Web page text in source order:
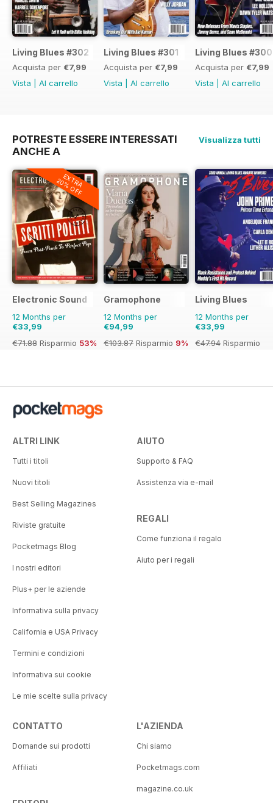
Living Blues #302
Acquista per €7,99
Vista
Al carrello
Living Blues #301
Acquista per €7,99
Vista
Al carrello
Living Blues #300
Acquista per €7,99
Vista
Al carrello
POTRESTE ESSERE INTERESSATI
ANCHE A
Visualizza tutti
EXTRA
20% OFF
Electronic Sound
12 Months per
€33,99
€71.88 Risparmio 53%
Gramophone
12 Months per
€94,99
€103.87 Risparmio 9%
Living Blues
12 Months per
€33,99
€47.94 Risparmio
ALTRI LINK
Tutti i titoli
Nuovi titoli
Best Selling Magazines
Riviste gratuite
Pocketmags Blog
I nostri editori
Plus+ per le aziende
Informativa sulla privacy
California e USA Privacy
Termini e condizioni
Informativa sui cookie
Le mie scelte sulla privacy
AIUTO
Supporto & FAQ
Assistenza via e-mail
REGALI
Come funziona il regalo
Aiuto per i regali
CONTATTO
Domande sui prodotti
Affiliati
L'AZIENDA
Chi siamo
Pocketmags.com
magazine.co.uk